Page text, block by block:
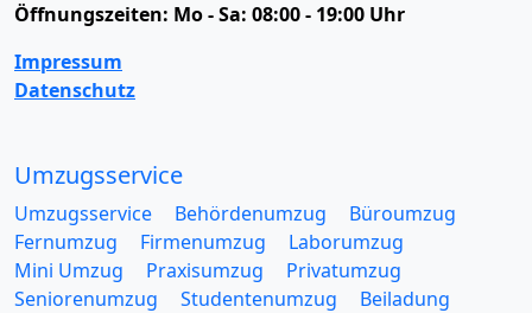
Öffnungszeiten: Mo - Sa: 08:00 - 19:00 Uhr
Impressum
Datenschutz
Umzugsservice
Umzugsservice Behördenumzug
Büroumzug
Fernumzug
Firmenumzug
Laborumzug
Mini Umzug
Praxisumzug
Privatumzug
Seniorenumzug
Studentenumzug
Beiladung